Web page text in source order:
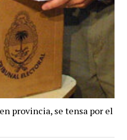
provincia, se tensa por el